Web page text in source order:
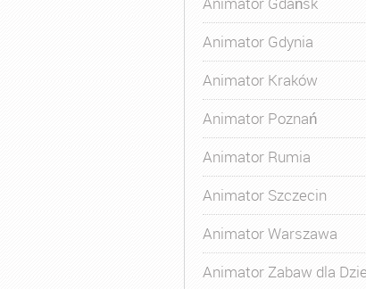
Animator Gdynia
Animator Kraków
Animator Poznań
Animator Rumia
Animator Szczecin
Animator Warszawa
Animator Zabaw dla